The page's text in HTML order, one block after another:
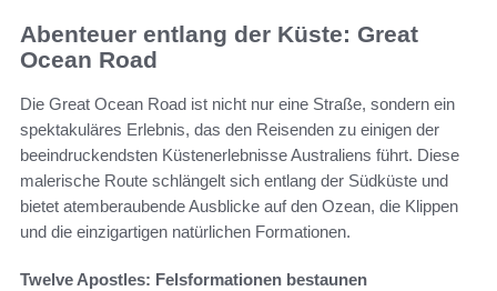
Abenteuer entlang der Küste: Great
Ocean Road
Die Great Ocean Road ist nicht nur eine Straße, sondern ein
spektakuläres Erlebnis, das den Reisenden zu einigen der
beeindruckendsten Küstenerlebnisse Australiens führt. Diese
malerische Route schlängelt sich entlang der Südküste und
bietet atemberaubende Ausblicke auf den Ozean, die Klippen
und die einzigartigen natürlichen Formationen.
Twelve Apostles: Felsformationen bestaunen